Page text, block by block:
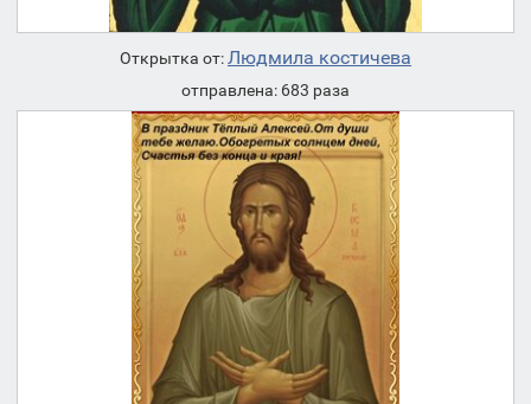
Открытка от:Людмила костичева
отправлена: 683 раза